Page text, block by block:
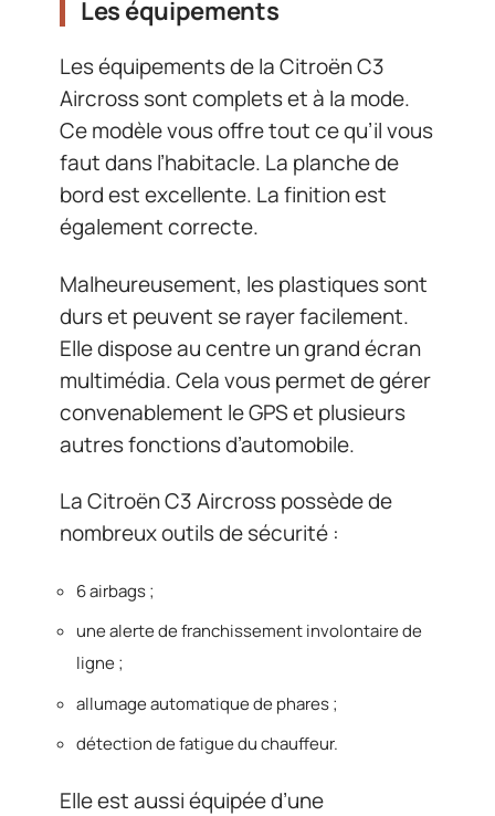
Les équipements
Les équipements de la Citroën C3
Aircross sont complets et à la mode.
Ce modèle vous offre tout ce qu’il vous
faut dans l’habitacle. La planche de
bord est excellente. La finition est
également correcte.
Malheureusement, les plastiques sont
durs et peuvent se rayer facilement.
Elle dispose au centre un grand écran
multimédia. Cela vous permet de gérer
convenablement le GPS et plusieurs
autres fonctions d’automobile.
La Citroën C3 Aircross possède de
nombreux outils de sécurité :
6 airbags ;
une alerte de franchissement involontaire de
ligne ;
allumage automatique de phares ;
détection de fatigue du chauffeur.
Elle est aussi équipée d’une